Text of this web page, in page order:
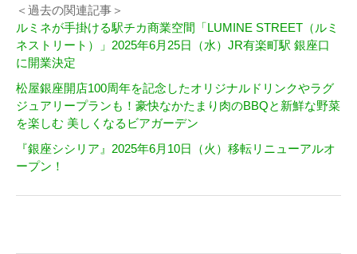
＜過去の関連記事＞
ルミネが手掛ける駅チカ商業空間「LUMINE STREET（ルミ
ネストリート）」2025年6月25日（水）JR有楽町駅 銀座口
に開業決定
松屋銀座開店100周年を記念したオリジナルドリンクやラグ
ジュアリープランも！豪快なかたまり肉のBBQと新鮮な野菜
を楽しむ 美しくなるビアガーデン
『銀座シシリア』2025年6月10日（火）移転リニューアルオ
ープン！